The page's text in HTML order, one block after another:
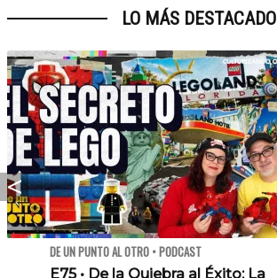
LO MÁS DESTACADO
DE UN PUNTO AL OTRO • PODCAST
E75 • De la Quiebra al Éxito: La